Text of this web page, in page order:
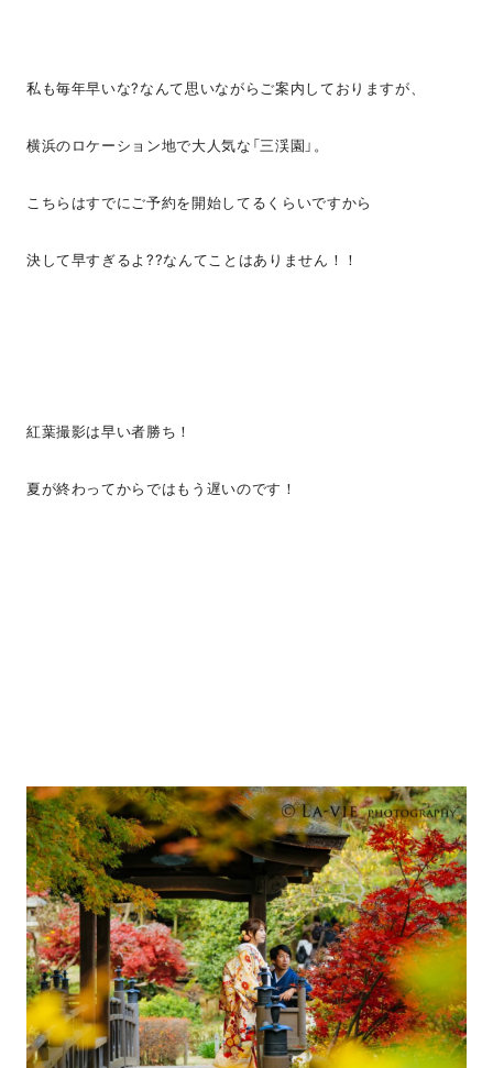
私も毎年早いな?なんて思いながらご案内しておりますが、
横浜のロケーション地で大人気な「三渓園」。
こちらはすでにご予約を開始してるくらいですから
決して早すぎるよ??なんてことはありません！！
紅葉撮影は早い者勝ち！
夏が終わってからではもう遅いのです！